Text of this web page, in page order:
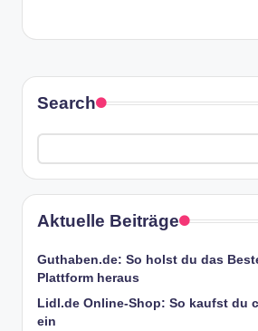
Search
Aktuelle Beiträge
Guthaben.de: So holst du das
Plattform heraus
Lidl.de Online-Shop: So kaufst du
ein